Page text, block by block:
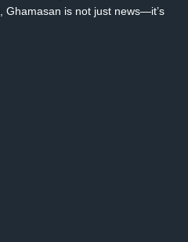
Ghamasan is not just news—it’s